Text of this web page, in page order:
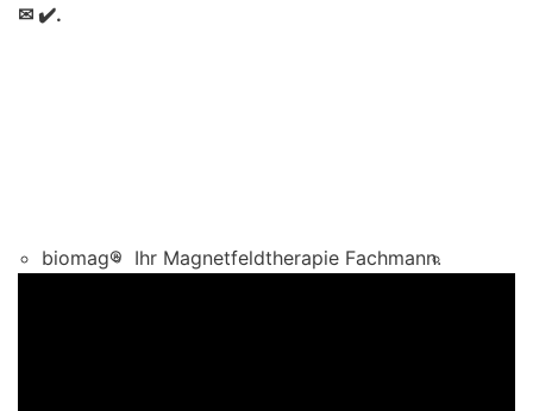
✉ ✔️.
biomag® Ihr Magnetfeldtherapie Fachmann.